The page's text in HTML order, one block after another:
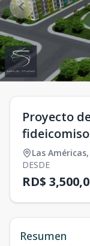
Proyecto
fideicomiso
Las Américas,
DESDE
RD$
Resumen